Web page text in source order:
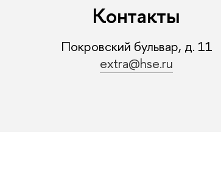
Контакты
Покровский бульвар, д. 11
extra@hse.ru